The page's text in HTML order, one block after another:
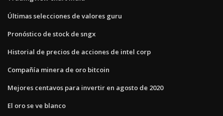
Últimas selecciones de valores guru
Pronóstico de stock de sngx
Historial de precios de acciones de intel corp
Compañía minera de oro bitcoin
Mejores centavos para invertir en agosto de 2020
El oro se ve blanco